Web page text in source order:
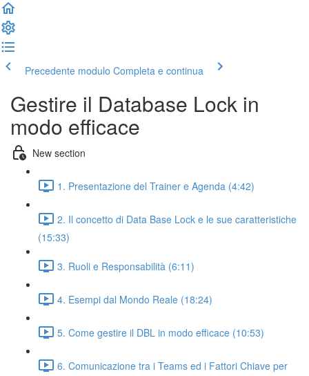
Precedente modulo Completa e continua
Gestire il Database Lock in
modo efficace
New section
1. Presentazione del Trainer e Agenda (4:42)
2. Il concetto di Data Base Lock e le sue caratteristiche
(15:33)
3. Ruoli e Responsabilità (6:11)
4. Esempi dal Mondo Reale (18:24)
5. Come gestire il DBL in modo efficace (10:53)
6. Comunicazione tra i Teams ed i Fattori Chiave per